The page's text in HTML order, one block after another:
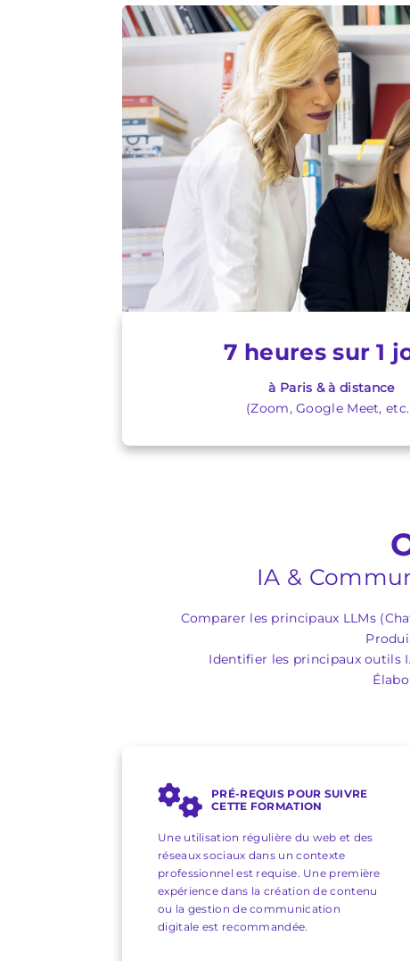
7 heures sur 1
à Paris & à distance
(Zoom, Google Meet,
IA &
Comparer les principaux LLMs
Identifier les principaux outils
PRÉ-REQUIS POUR SUIVRE
CETTE FORMATION
Une utilisation régulière du web et des
réseaux sociaux dans un contexte
professionnel est requise. Une première
expérience dans la création de contenu
ou la gestion de communication
digitale est recommandée.